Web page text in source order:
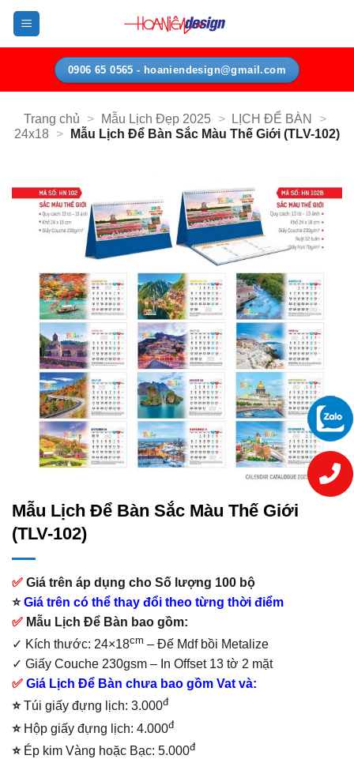
Bỏ
nội
0906 65 0565 - hoaniendesign@gmail.com
Trang chủ > Mẫu Lịch Đẹp 2025 > LỊCH ĐỂ BÀN
>
24x18 > Mẫu Lịch Để Bàn Sắc Màu Thế Giới (TLV-102)
Mẫu Lịch Để Bàn Sắc Màu Thế Giới
(TLV-102)
✅ Giá trên áp dụng cho Số lượng 100 bộ
⭐Giá trên có thể thay đổi theo từng thời điểm
✅ Mẫu Lịch Để Bàn bao gồm:
✓ Kích thước: 24×18cm – Đế Mdf bồi Metalize
✓ Giấy Couche 230gsm – In Offset 13 tờ 2 mặt
✅ Giá Lịch Để Bàn chưa bao gồm Vat và:
⭐Túi giấy đựng lịch: 3.000đ
⭐ Hộp giấy đựng lịch: 4.000đ
⭐ Ép kim Vàng hoặc Bạc: 5.000đ